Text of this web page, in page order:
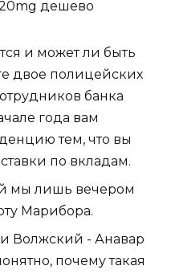
дешево
и может ли быть
двое полицейских
банка
года вам
тем, что вы
по вкладам.
мы лишь вечером
Марибора.
Волжский - Анавар
почему такая